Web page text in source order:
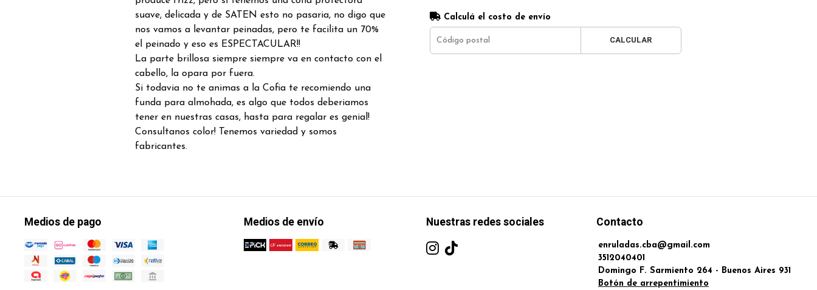
suave, delicada y de SATEN esto no pasaria, no digo que
nos vamos a levantar peinadas, pero te facilita un 70%
el peinado y eso es ESPECTACULAR!!
La parte brillosa siempre siempre va en contacto con el
cabello, la opara por fuera.
Si todavia no te animas a la Cofia te recomiendo una
funda para almohada, es algo que todos deberiamos
tener en nuestras casas, hasta para regalar es genial!
Consultanos color! Tenemos variedad y somos
fabricantes.
Calculá el costo de envío
CALCULAR
Medios de pago Medios de envío Nuestras redes sociales Contacto
enruladas.cba@gmail.com
3512040401
Domingo F. Sarmiento 264 - Buenos Aires 931
Botón de arrepentimiento